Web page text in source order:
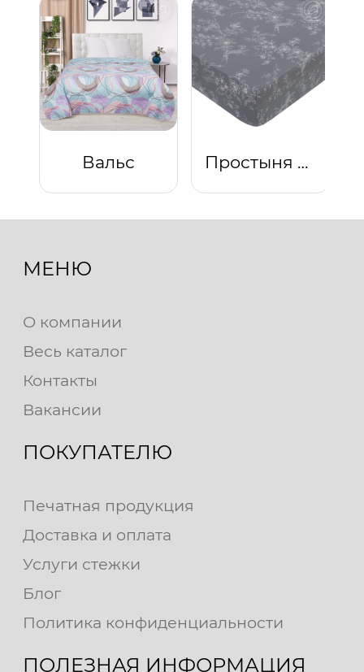
Вальс Простыня на резинке "Луара"
МЕНЮ
О компании
Весь каталог
Контакты
Вакансии
ПОКУПАТЕЛЮ
Печатная продукция
Доставка и оплата
Услуги стежки
Блог
Политика конфиденциальности
ПОЛЕЗНАЯ ИНФОРМАЦИЯ